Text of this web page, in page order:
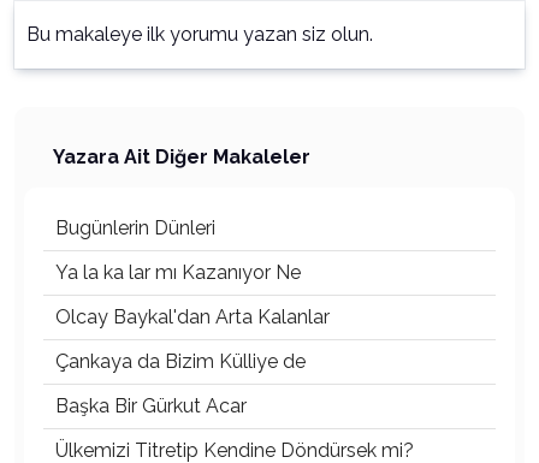
Bu makaleye ilk yorumu yazan siz olun.
Yazara Ait Diğer Makaleler
Bugünlerin Dünleri
Ya la ka lar mı Kazanıyor Ne
Olcay Baykal'dan Arta Kalanlar
Çankaya da Bizim Külliye de
Başka Bir Gürkut Acar
Ülkemizi Titretip Kendine Döndürsek mi?